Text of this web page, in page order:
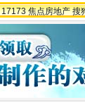
17173 焦点房地产 搜